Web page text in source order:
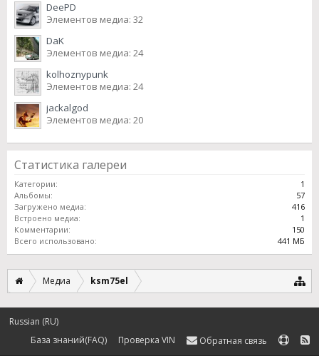
DeePD
Элементов медиа: 32
DaK
Элементов медиа: 24
kolhoznypunk
Элементов медиа: 24
jackalgod
Элементов медиа: 20
Статистика галереи
Категории:
1
Альбомы:
57
Загружено медиа:
416
Встроено медиа:
1
Комментарии:
150
Всего использовано:
441 МБ
Медиа ksm75el
Russian (RU)
База знаний(FAQ)
Проверка VIN Обратная связь